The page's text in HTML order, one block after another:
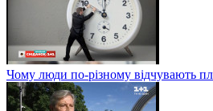
Чому люди по-різному відчувають